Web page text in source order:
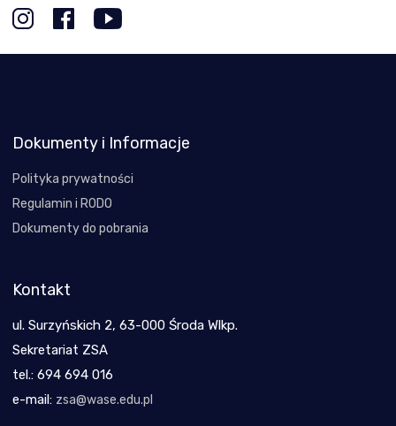
Dokumenty i Informacje
Polityka prywatności
Regulamin i RODO
Dokumenty do pobrania
Kontakt
ul. Surzyńskich 2, 63-000 Środa Wlkp.
Sekretariat ZSA
tel.: 694 694 016
e-mail: zsa@wase.edu.pl